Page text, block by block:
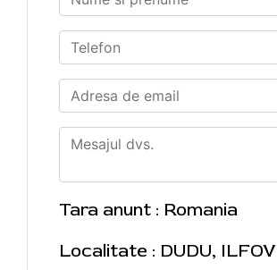
Tara anunt : Romania
Localitate : DUDU, ILFOV